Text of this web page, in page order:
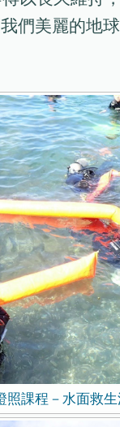
們美麗的地
照課程－水面救